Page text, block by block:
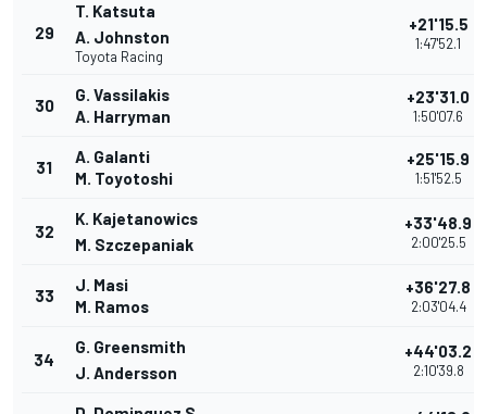
29
T. Katsuta
A. Johnston
Toyota Racing
+21'15.5
1:47'52.1
30
G. Vassilakis
A. Harryman
+23'31.0
1:50'07.6
31
A. Galanti
M. Toyotoshi
+25'15.9
1:51'52.5
32
K. Kajetanowics
M. Szczepaniak
+33'48.9
2:00'25.5
33
J. Masi
M. Ramos
+36'27.8
2:03'04.4
34
G. Greensmith
J. Andersson
+44'03.2
2:10'39.8